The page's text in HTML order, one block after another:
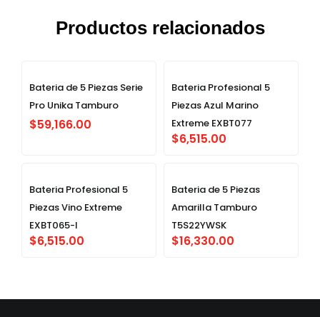
Productos relacionados
Bateria de 5 Piezas Serie
Pro Unika Tamburo
$59,166.00
Bateria Profesional 5
Piezas Azul Marino
Extreme EXBT077
$6,515.00
Bateria Profesional 5
Piezas Vino Extreme
EXBT065-I
$6,515.00
Bateria de 5 Piezas
Amarilla Tamburo
T5S22YWSK
$16,330.00